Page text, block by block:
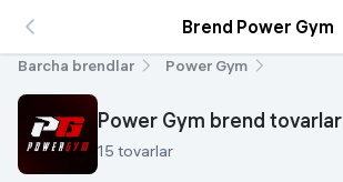
Brend Power Gym
Barcha brendlar Power Gym
Power Gym brend tovarlar
15 tovarlar